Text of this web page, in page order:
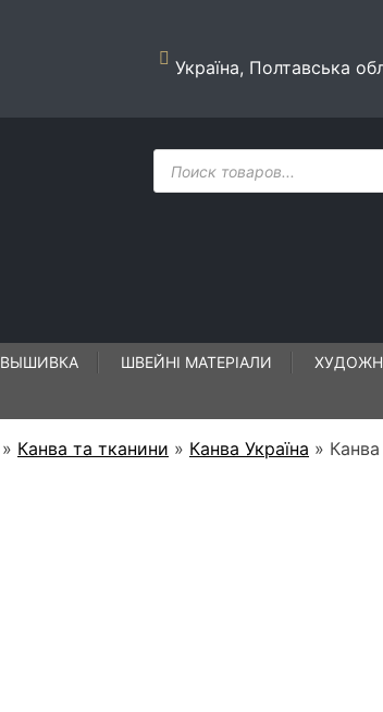
Україна, Полтавська
Пошук
товарів
ВЫШИВКА ШВЕЙНІ МАТЕРІАЛИ
» Канва та тканини » Канва Україна »